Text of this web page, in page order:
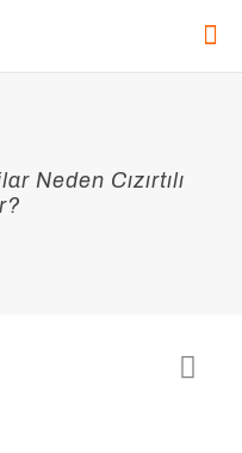
Neden Cızırtılı